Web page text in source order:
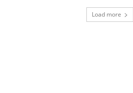
Load more